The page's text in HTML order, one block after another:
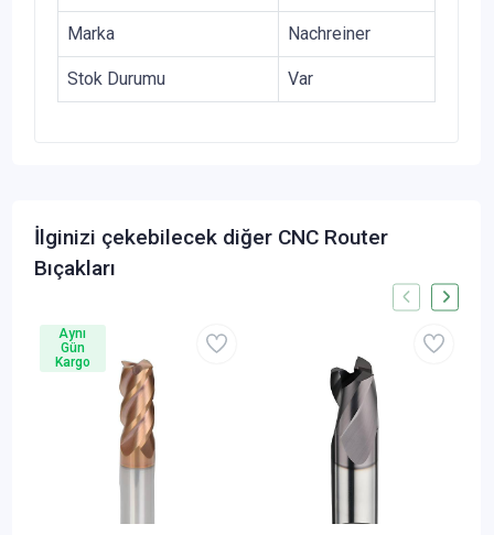
Marka Nachreiner
Stok Durumu Var
İlginizi çekebilecek diğer CNC Router
Bıçakları
Aynı
Gün
Kargo